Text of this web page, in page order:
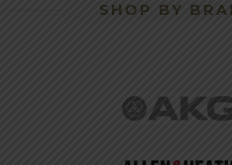
SHOP BY